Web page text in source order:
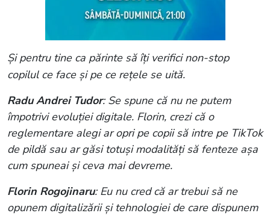
Și pentru tine ca părinte să îți verifici non-stop
copilul ce face și pe ce rețele se uită.
Radu Andrei Tudor: Se spune că nu ne putem
împotrivi evoluției digitale. Florin, crezi că o
reglementare alegi ar opri pe copii să intre pe TikTok
de pildă sau ar găsi totuși modalități să fenteze așa
cum spuneai și ceva mai devreme.
Florin Rogojinaru: Eu nu cred că ar trebui să ne
opunem digitalizării și tehnologiei de care dispunem